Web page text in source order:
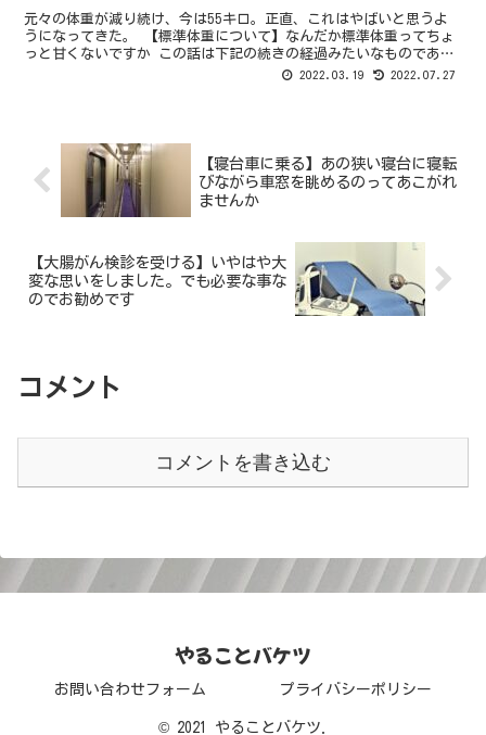
元々の体重が減り続け、今は55キロ。正直、これはやばいと思うよ
うになってきた。 【標準体重について】なんだか標準体重ってちょ
っと甘くないですか この話は下記の続きの経過みたいなものであ
る。 ちょっと、幾つか心配事が出ているので、今回、-2を...
2022.03.19 2022.07.27
【寝台車に乗る】あの狭い寝台に寝転
びながら車窓を眺めるのってあこがれ
ませんか
【大腸がん検診を受ける】いやはや大
変な思いをしました。でも必要な事な
のでお勧めです
コメント
コメントを書き込む
やることバケツ
お問い合わせフォーム プライバシーポリシー
© 2021 やることバケツ.